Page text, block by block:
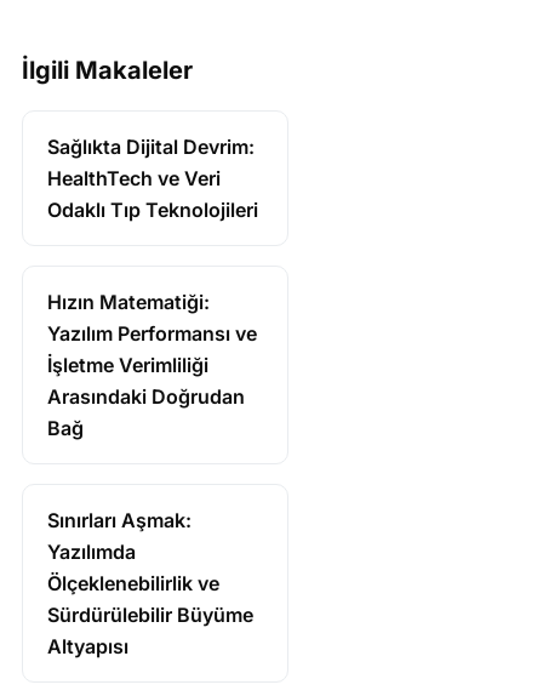
İlgili Makaleler
Sağlıkta Dijital Devrim:
HealthTech ve Veri
Odaklı Tıp Teknolojileri
Hızın Matematiği:
Yazılım Performansı ve
İşletme Verimliliği
Arasındaki Doğrudan
Bağ
Sınırları Aşmak:
Yazılımda
Ölçeklenebilirlik ve
Sürdürülebilir Büyüme
Altyapısı